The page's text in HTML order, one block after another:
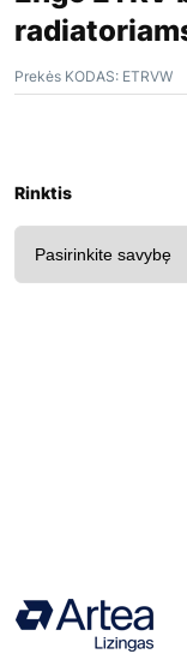
Prekės KODAS: ETRVW
Rinktis